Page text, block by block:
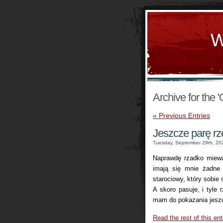
Archive for the
« Previous Entries
Jeszcze parę
Tuesday, September 29th,
Naprawdę rzadko
imają się mnie
starociowy, który sobie
A skoro pasuje, i tyle
mam do pokazania
Read the rest of this